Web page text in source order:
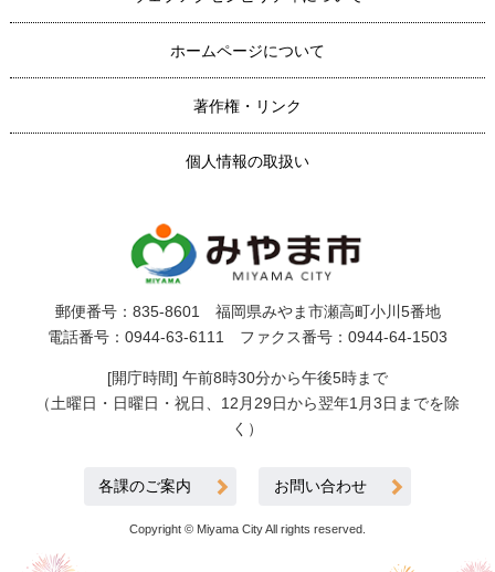
ホームページについて
著作権・リンク
個人情報の取扱い
郵便番号：835-8601 福岡県みやま市瀬高町小川5番地
電話番号：0944-63-6111 ファクス番号：0944-64-1503
[開庁時間] 午前8時30分から午後5時まで
（土曜日・日曜日・祝日、12月29日から翌年1月3日までを除
く）
各課のご案内 お問い合わせ
Copyright © Miyama City All rights reserved.